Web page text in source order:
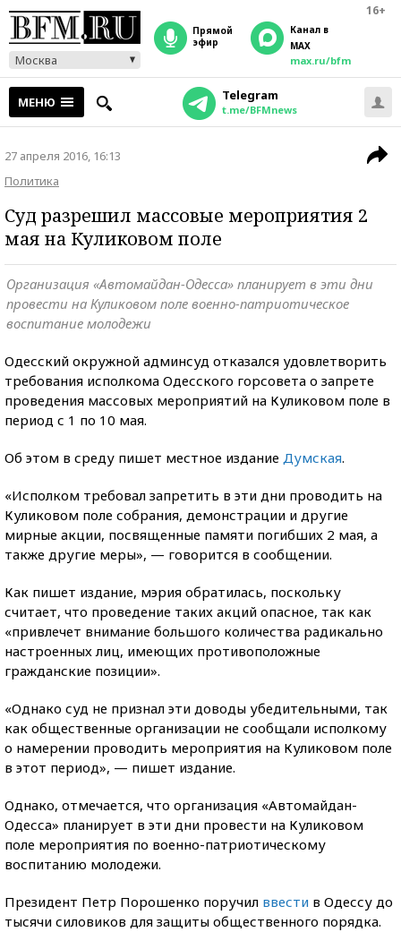
16+
Москва
прямой
эфир
Канал в
MAX
max.ru/bfm
МЕНЮ Telegram
t.me/BFMnews
27 апреля 2016, 16:13
Политика
Суд разрешил массовые мероприятия 2
мая на Куликовом поле
Организация «Автомайдан-Одесса» планирует в эти дни
провести на Куликовом поле военно-патриотическое
воспитание молодежи
Одесский окружной админсуд отказался удовлетворить
требования исполкома Одесского горсовета о запрете
проведения массовых мероприятий на Куликовом поле в
период с 1 по 10 мая.
Об этом в среду пишет местное издание Думская.
«Исполком требовал запретить в эти дни проводить на
Куликовом поле собрания, демонстрации и другие
мирные акции, посвященные памяти погибших 2 мая, а
также другие меры», — говорится в сообщении.
Как пишет издание, мэрия обратилась, поскольку
считает, что проведение таких акций опасное, так как
«привлечет внимание большого количества радикально
настроенных лиц, имеющих противоположные
гражданские позиции».
«Однако суд не признал эти доводы убедительными, так
как общественные организации не сообщали исполкому
о намерении проводить мероприятия на Куликовом поле
в этот период», — пишет издание.
Однако, отмечается, что организация «Автомайдан-
Одесса» планирует в эти дни провести на Куликовом
поле мероприятия по военно-патриотическому
воспитанию молодежи.
Президент Петр Порошенко поручил ввести в Одессу до
тысячи силовиков для защиты общественного порядка.